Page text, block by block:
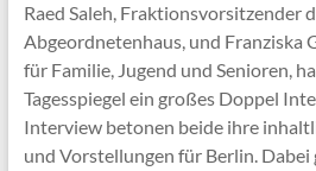
Raed Saleh, Fraktionsvorsitzender
Abgeordnetenhaus, und Franziska
für Familie, Jugend und Senioren,
Tagesspiegel ein großes Doppel
Interview betonen beide ihre
und Vorstellungen für Berlin. Dabei